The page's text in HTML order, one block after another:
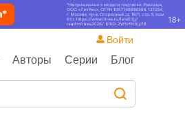
Авторы Серии Блог
Войти